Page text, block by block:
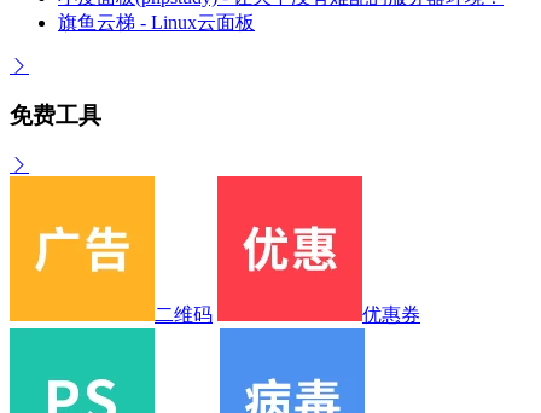
旗鱼云梯 - Linux云面板
免费工具
二维码 优惠券